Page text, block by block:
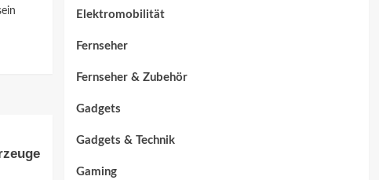
Elektromobilität
Fernseher
Fernseher & Zubehör
Gadgets
Gadgets & Technik
Gaming